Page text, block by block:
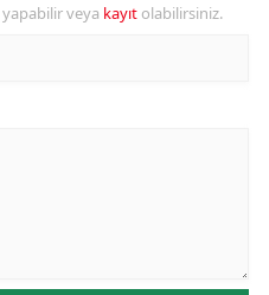
yapabilir veya kayıt olabilirsiniz.